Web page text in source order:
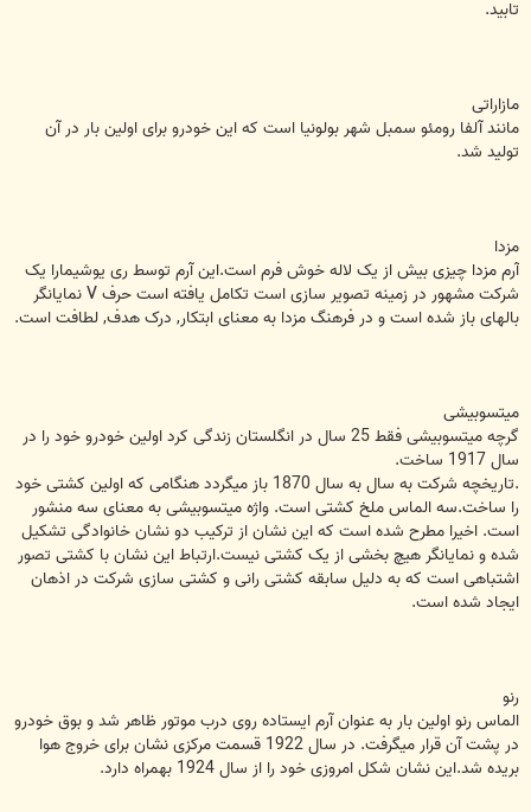
تابید.
مازاراتی
مانند آلفا رومئو سمبل شهر بولونیا است که این خودرو برای اولین بار در آن
تولید شد.
مزدا
آرم مزدا چیزی بیش از یک لاله خوش فرم است.این آرم توسط ری یوشیمارا یک
شرکت مشهور در زمینه تصویر سازی است تکامل یافته است حرف V نمایانگر
بالهای باز شده است و در فرهنگ مزدا به معنای ابتکار, درک هدف, لطافت است.
میتسوبیشی
گرچه میتسوبیشی فقط 25 سال در انگلستان زندگی کرد اولین خودرو خود را در
سال 1917 ساخت.
.تاریخچه شرکت به سال به سال 1870 باز میگردد هنگامی که اولین کشتی خود
را ساخت.سه الماس ملخ کشتی است. واژه میتسوبیشی به معنای سه منشور
است. اخیرا مطرح شده است که این نشان از ترکیب دو نشان خانوادگی تشکیل
شده و نمایانگر هیچ بخشی از یک کشتی نیست.ارتباط این نشان با کشتی تصور
اشتباهی است که به دلیل سابقه کشتی رانی و کشتی سازی شرکت در اذهان
ایجاد شده است.
رنو
الماس رنو اولین بار به عنوان آرم ایستاده روی درب موتور ظاهر شد و بوق خودرو
در پشت آن قرار میگرفت. در سال 1922 قسمت مرکزی نشان برای خروج هوا
بریده شد.این نشان شکل امروزی خود را از سال 1924 بهمراه دارد.